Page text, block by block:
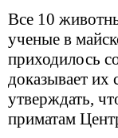
Все 10
ученые в
приходилось
доказывает их
утверждать,
приматам